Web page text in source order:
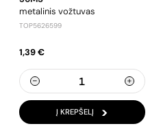
metalinis vožtuvas
TOP5626599
1,39 €
Į KREPŠELĮ